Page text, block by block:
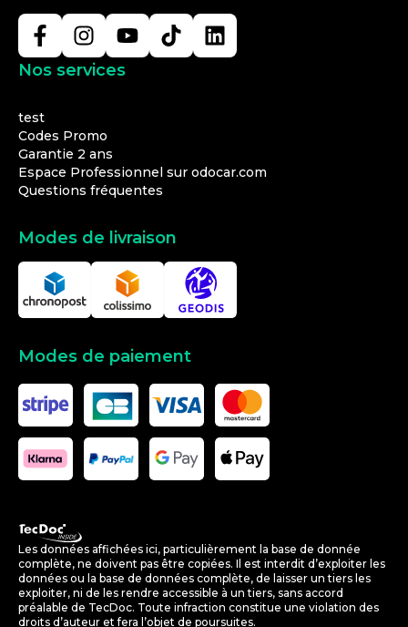
Nos services
test
Codes Promo
Garantie 2 ans
Espace Professionnel sur odocar.com
Questions fréquentes
Modes de livraison
Modes de paiement
Les données affichées ici, particulièrement la base de donnée
complète, ne doivent pas être copiées. Il est interdit d’exploiter les
données ou la base de données complète, de laisser un tiers les
exploiter, ni de les rendre accessible à un tiers, sans accord
préalable de TecDoc. Toute infraction constitue une violation des
droits d’auteur et fera l’objet de poursuites.